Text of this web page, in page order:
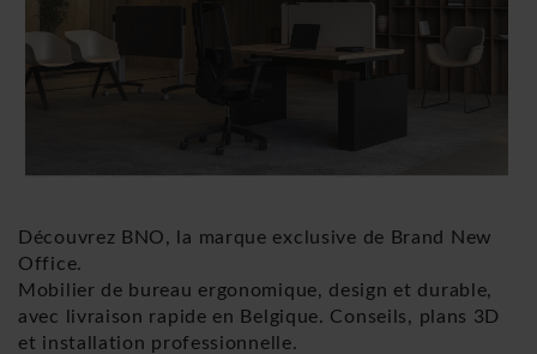
Découvrez BNO, la marque exclusive de Brand New
Office.
Mobilier de bureau ergonomique, design et durable,
avec livraison rapide en Belgique. Conseils, plans 3D
et installation professionnelle.